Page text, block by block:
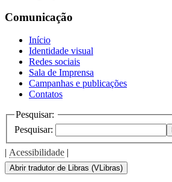
screen
help
navigate
interact
the
content.
Comunicação
Início
Identidade visual
Redes sociais
Sala de Imprensa
Campanhas e publicações
Contatos
Pesquisar:
Pesquisar:
| Acessibilidade |
Abrir tradutor de Libras (VLibras)